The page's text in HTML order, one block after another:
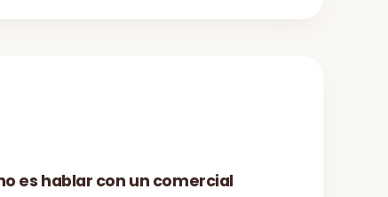
es hablar con un comercial